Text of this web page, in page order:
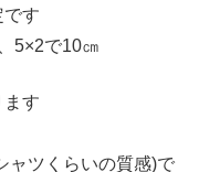
す
5×2で10㎝
ます
ャツくらいの質感)で